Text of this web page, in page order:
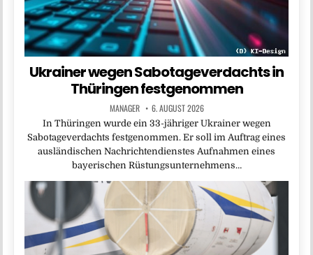
Ukrainer wegen Sabotageverdachts in
Thüringen festgenommen
MANAGER 6. AUGUST 2026
In Thüringen wurde ein 33-jähriger Ukrainer wegen
Sabotageverdachts festgenommen. Er soll im Auftrag eines
ausländischen Nachrichtendienstes Aufnahmen eines
bayerischen Rüstungsunternehmens…